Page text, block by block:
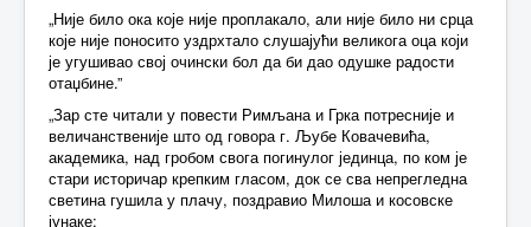
„Није било ока које није проплакало, али није било ни срца
које није поносито уздрхтало слушајући великога оца који
је угушивао свој очински бол да би дао одушке радости
отаџбине.”
„Зар сте читали у повести Римљана и Грка потресније и
величанственије што од говора г. Љубе Ковачевића,
академика, над гробом свога погинулог јединца, по ком је
стари историчар крепким гласом, док се сва непрегледна
светина гушила у плачу, поздравио Милоша и косовске
јунаке: